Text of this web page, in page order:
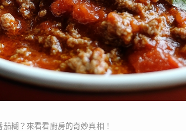
茄糊？來看看廚房的奇妙真相！